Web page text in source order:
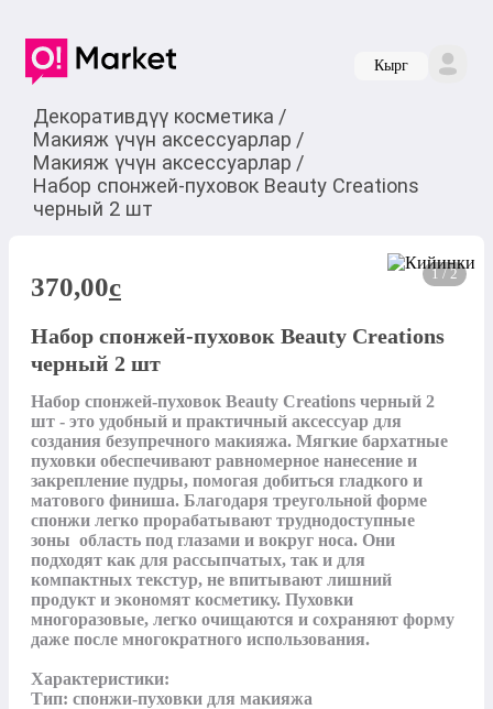
Кырг
Декоративдүү косметика /
Макияж үчүн аксессуарлар /
Макияж үчүн аксессуарлар /
Набор спонжей-пуховок Beauty Creations
черный 2 шт
1 / 2
370,00c
Набор спонжей-пуховок Beauty Creations
черный 2 шт
Набор спонжей-пуховок Beauty Creations черный 2
шт - это удобный и практичный аксессуар для
создания безупречного макияжа. Мягкие бархатные
пуховки обеспечивают равномерное нанесение и
закрепление пудры, помогая добиться гладкого и
матового финиша. Благодаря треугольной форме
спонжи легко прорабатывают труднодоступные
зоны  область под глазами и вокруг носа. Они
подходят как для рассыпчатых, так и для
компактных текстур, не впитывают лишний
продукт и экономят косметику. Пуховки
многоразовые, легко очищаются и сохраняют форму
даже после многократного использования.
Характеристики:
Тип: спонжи-пуховки для макияжа